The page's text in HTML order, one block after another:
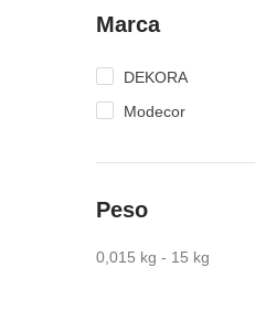
Marca
DEKORA
Modecor
Peso
0,015 kg - 15 kg